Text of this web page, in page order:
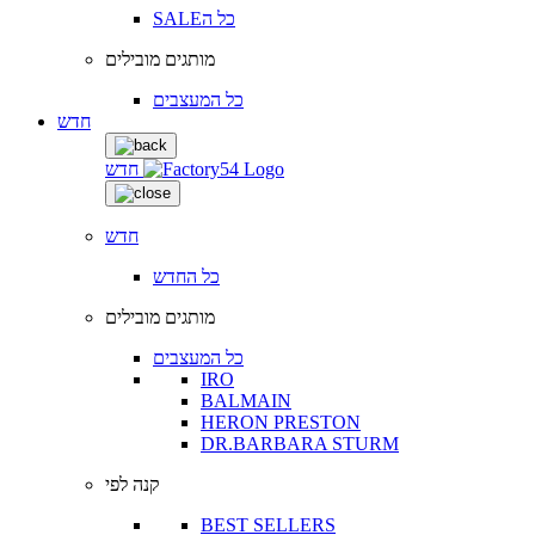
SALEכל ה
מותגים מובילים
כל המעצבים
חדש
חדש
חדש
כל החדש
מותגים מובילים
כל המעצבים
IRO
BALMAIN
HERON PRESTON
DR.BARBARA STURM
קנה לפי
BEST SELLERS